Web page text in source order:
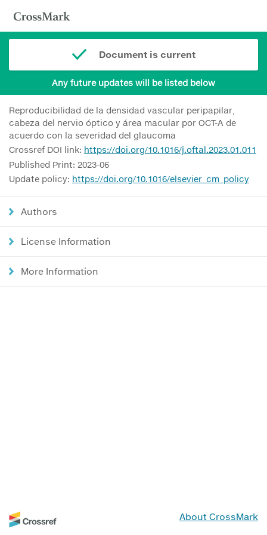
Document is current
Any future updates will be listed below
Reproducibilidad de la densidad vascular peripapilar,
cabeza del nervio óptico y área macular por OCT-A de
acuerdo con la severidad del glaucoma
Crossref DOI link: https://doi.org/10.1016/j.oftal.2023.01.011
Published Print: 2023-06
Update policy: https://doi.org/10.1016/elsevier_cm_policy
Authors
License Information
More Information
About CrossMark